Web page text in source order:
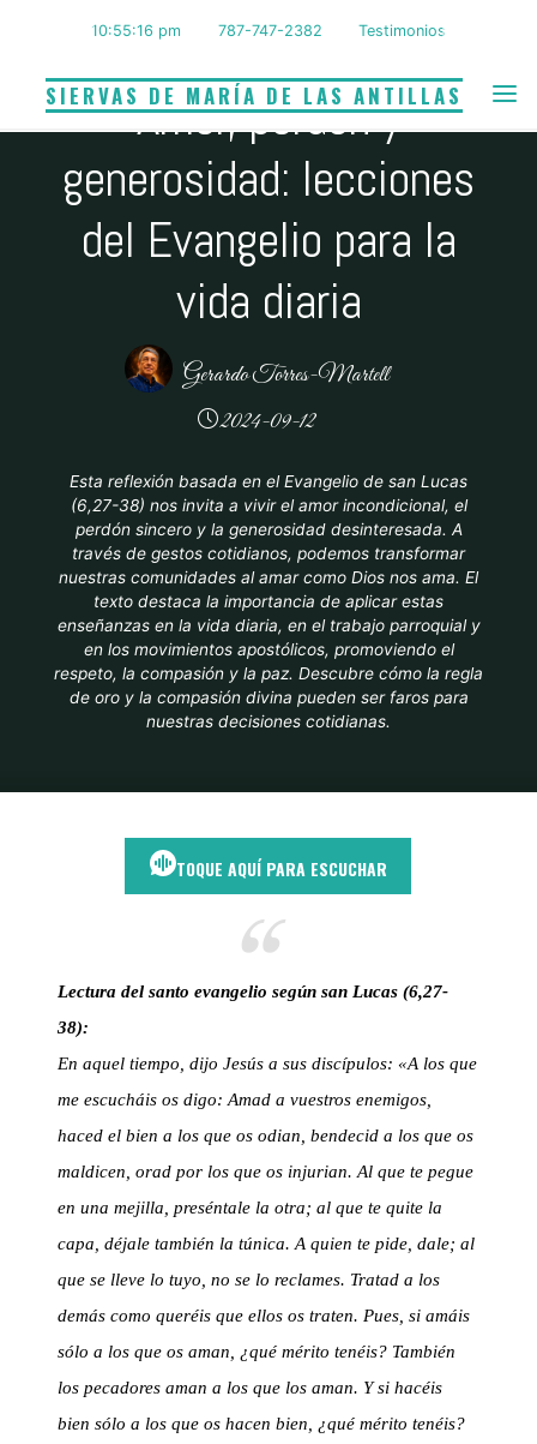
contenidoSIERVAS DE MARÍA DE LAS ANTILLAS
10:55:17 pm 787-747-2382 Testimonios
Amor incondicional |Compasión
Generosidad
Amor, perdón y
generosidad: lecciones
del Evangelio para la
vida diaria
Gerardo Torres-Martell
2024-09-12
Esta reflexión basada en el Evangelio de san Lucas
(6,27-38) nos invita a vivir el amor incondicional, el
perdón sincero y la generosidad desinteresada. A
través de gestos cotidianos, podemos transformar
nuestras comunidades al amar como Dios nos ama. El
texto destaca la importancia de aplicar estas
enseñanzas en la vida diaria, en el trabajo parroquial y
en los movimientos apostólicos, promoviendo el
respeto, la compasión y la paz. Descubre cómo la regla
de oro y la compasión divina pueden ser faros para
nuestras decisiones cotidianas.
TOQUE AQUÍ PARA ESCUCHAR
Lectura del santo evangelio según san Lucas (6,27-
38):
En aquel tiempo, dijo Jesús a sus discípulos: «A los que
me escucháis os digo: Amad a vuestros enemigos,
haced el bien a los que os odian, bendecid a los que os
maldicen, orad por los que os injurian. Al que te pegue
en una mejilla, preséntale la otra; al que te quite la
capa, déjale también la túnica. A quien te pide, dale; al
que se lleve lo tuyo, no se lo reclames. Tratad a los
demás como queréis que ellos os traten. Pues, si amáis
sólo a los que os aman, ¿qué mérito tenéis? También
los pecadores aman a los que los aman. Y si hacéis
bien sólo a los que os hacen bien, ¿qué mérito tenéis?